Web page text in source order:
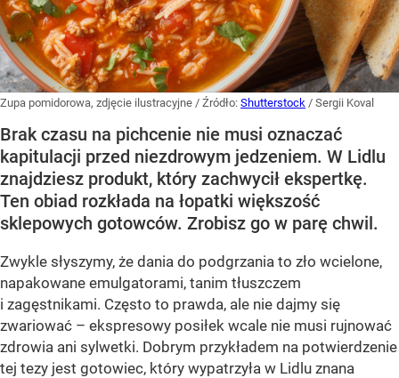
Zupa pomidorowa, zdjęcie ilustracyjne / Źródło: Shutterstock / Sergii Koval
Brak czasu na pichcenie nie musi oznaczać
kapitulacji przed niezdrowym jedzeniem. W Lidlu
znajdziesz produkt, który zachwycił ekspertkę.
Ten obiad rozkłada na łopatki większość
sklepowych gotowców. Zrobisz go w parę chwil.
Zwykle słyszymy, że dania do podgrzania to zło wcielone,
napakowane emulgatorami, tanim tłuszczem
i zagęstnikami. Często to prawda, ale nie dajmy się
zwariować – ekspresowy posiłek wcale nie musi rujnować
zdrowia ani sylwetki. Dobrym przykładem na potwierdzenie
tej tezy jest gotowiec, który wypatrzyła w Lidlu znana